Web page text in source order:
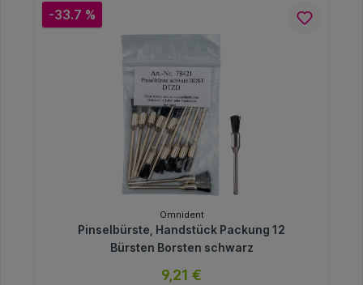
-33.7 %
Omnident
Pinselbürste, Handstück Packung 12
Bürsten Borsten schwarz
9,21 €